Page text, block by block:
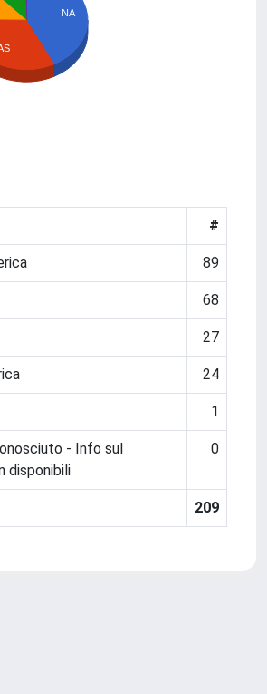
NA
#
89
68
27
24
1
- Info sul
disponibili
0
209